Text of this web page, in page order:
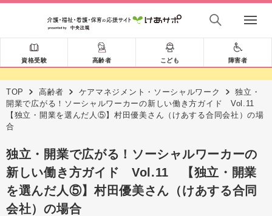
資格受験 高齢者 こども 障害者
TOP 高齢者 ケアマネジメント・ソーシャルワーク
独立・
開業で広がる！ソーシャルワーカーの新しい働き方ガイド Vol.11
【独立・開業を選んだ人⑤】村田優美さん（けあする合同会社）の場
合
独立・開業で広がる！ソーシャルワーカーの
新しい働き方ガイド Vol.11 【独立・開業
を選んだ人⑤】村田優美さん（けあする合同
会社）の場合